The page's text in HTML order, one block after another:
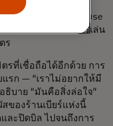
พื้นที่จัดงาน เพื่อ
าน Annie's Tap House
ออาชีพและมือสมัครเล่น
ร
รที่เชื่อถือได้อีกด้วย การ
รก — “เราไม่อยากให้มี
ธิบาย “มันคือสิ่งล่อใจ”
ของร้านเบียร์แห่งนี้
ละปิดบิล ไปจนถึงการ